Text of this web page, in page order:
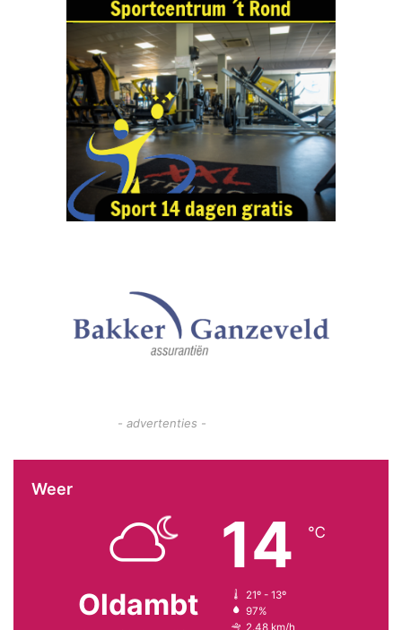
- advertenties -
Weer
Oldambt
14 ℃
21º - 13º
97%